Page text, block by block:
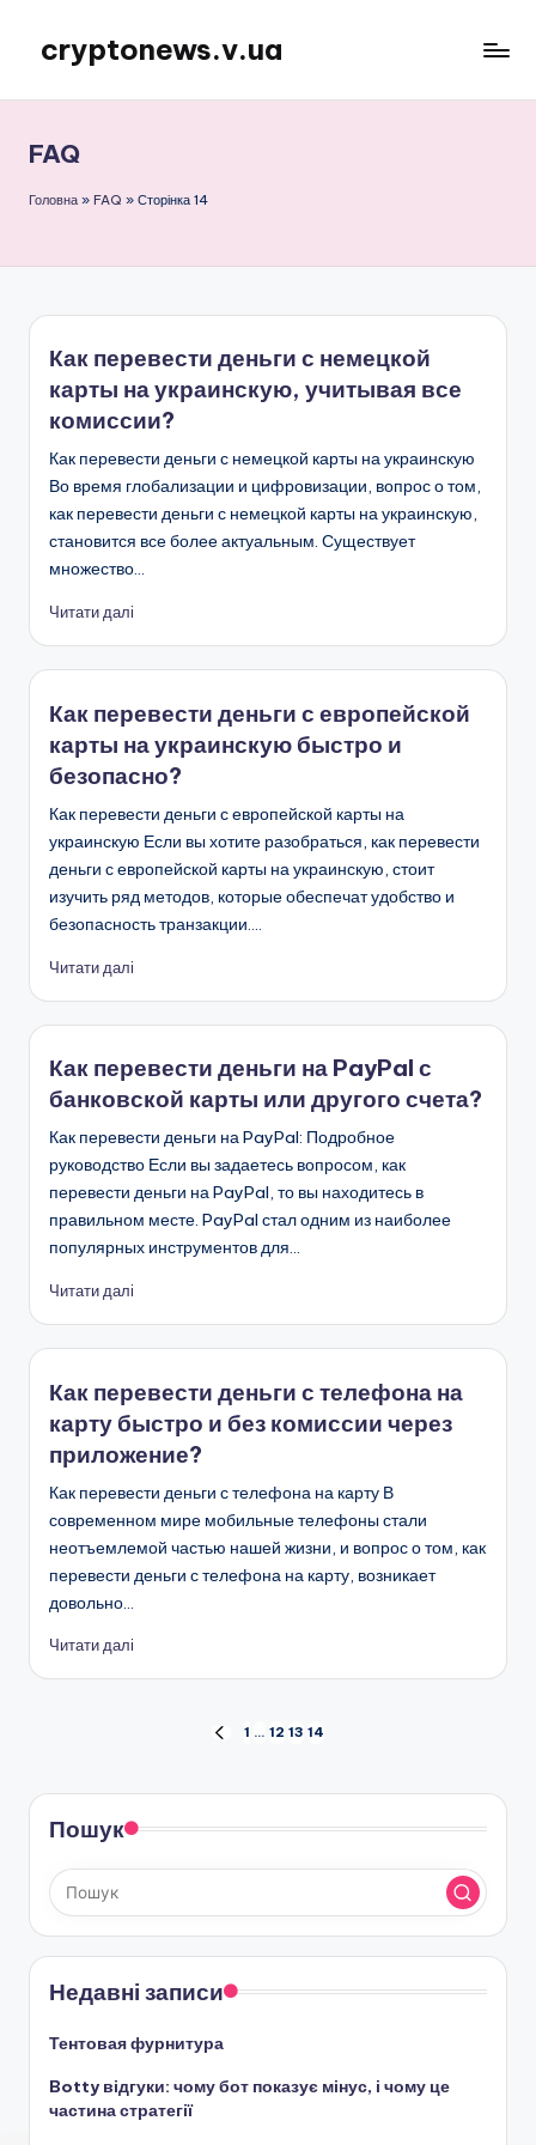
Перейти
вмісту
cryptonews.v.ua
криптовалют,
аналітика,
курси,
FAQ
Головна » FAQ » Сторінка 14
Как перевести деньги с немецкой
карты на украинскую, учитывая все
комиссии?
Как перевести деньги с немецкой карты на украинскую
Во время глобализации и цифровизации, вопрос о том,
как перевести деньги с немецкой карты на украинскую,
становится все более актуальным. Существует
множество…
Читати далі
Как перевести деньги с европейской
карты на украинскую быстро и
безопасно?
Как перевести деньги с европейской карты на
украинскую Если вы хотите разобраться, как перевести
деньги с европейской карты на украинскую, стоит
изучить ряд методов, которые обеспечат удобство и
безопасность транзакции.…
Читати далі
Как перевести деньги на PayPal с
банковской карты или другого счета?
Как перевести деньги на PayPal: Подробное
руководство Если вы задаетесь вопросом, как
перевести деньги на PayPal, то вы находитесь в
правильном месте. PayPal стал одним из наиболее
популярных инструментов для…
Читати далі
Как перевести деньги с телефона на
карту быстро и без комиссии через
приложение?
Как перевести деньги с телефона на карту В
современном мире мобильные телефоны стали
неотъемлемой частью нашей жизни, и вопрос о том, как
перевести деньги с телефона на карту, возникает
довольно…
Читати далі
записів
ПОПЕРЕДНЯ
1 … 12 13 14
Пошук
Недавні записи
Тентовая фурнитура
Botty відгуки: чому бот показує мінус, і чому це
частина стратегії